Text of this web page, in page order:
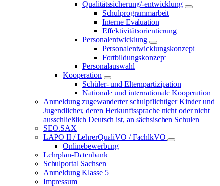
Qualitätssicherung/-entwicklung
Schulprogrammarbeit
Interne Evaluation
Effektivitätsorientierung
Personalentwicklung
Personalentwicklungskonzept
Fortbildungskonzept
Personalauswahl
Kooperation
Schüler- und Elternpartizipation
Nationale und internationale Kooperation
Anmeldung zugewanderter schulpflichtiger Kinder und
Jugendlicher, deren Herkunftssprache nicht oder nicht
ausschließlich Deutsch ist, an sächsischen Schulen
SEO.SAX
LAPO II / LehrerQualiVO / FachlkVO
Onlinebewerbung
Lehrplan-Datenbank
Schulportal Sachsen
Anmeldung Klasse 5
Impressum